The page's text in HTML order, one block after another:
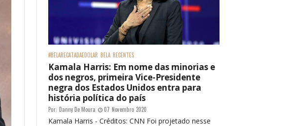
#BELARECATADAEDOLAR BELA RECENTES
Kamala Harris: Em nome das minorias e
dos negros, primeira Vice-Presidente
negra dos Estados Unidos entra para
história política do país
Por: Danny De Moura 07 Novembro 2020
Kamala Harris - Créditos: CNN Foi projetado nesse